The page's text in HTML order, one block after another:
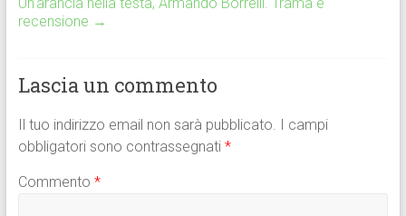
ok
recensione →
Lascia un commento
Il tuo indirizzo email non sarà pubblicato.
I campi
obbligatori sono contrassegnati *
Commento *